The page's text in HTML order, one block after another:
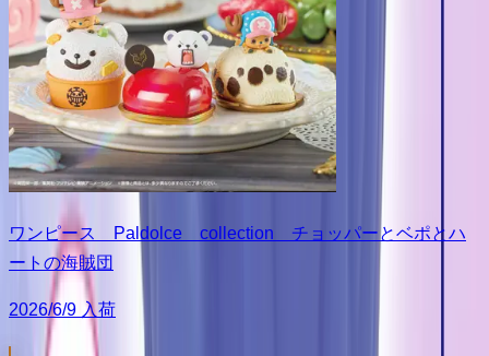
ワンピース Paldolce collection チョッパーとベポとハ
ートの海賊団
2026/6/9 入荷